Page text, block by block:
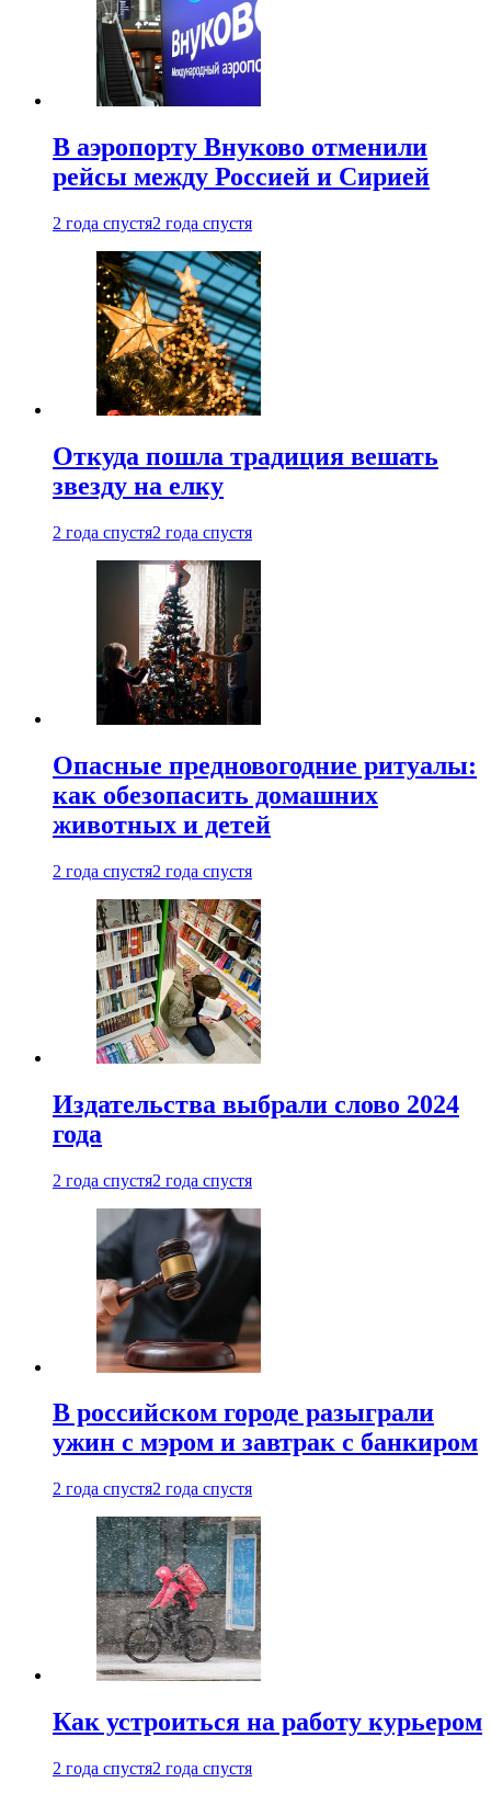
В аэропорту Внуково отменили
рейсы между Россией и Сирией
2 года спустя2 года спустя
Откуда пошла традиция вешать
звезду на елку
2 года спустя2 года спустя
Опасные предновогодние ритуалы:
как обезопасить домашних
животных и детей
2 года спустя2 года спустя
Издательства выбрали слово 2024
года
2 года спустя2 года спустя
В российском городе разыграли
ужин с мэром и завтрак с банкиром
2 года спустя2 года спустя
Как устроиться на работу курьером
2 года спустя2 года спустя